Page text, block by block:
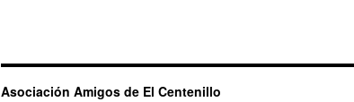
Asociación Amigos de El Centenillo